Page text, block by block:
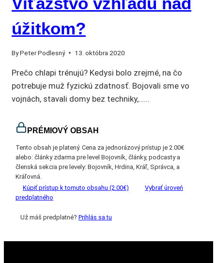
úžitkom?
ByPeter Podlesný 13. októbra 2020
Prečo chlapi trénujú? Kedysi bolo zrejmé, na čo
potrebuje muž fyzickú zdatnosť. Bojovali sme vo
vojnách, stavali domy bez techniky,…...
PRÉMIOVÝ OBSAH
Tento obsah je platený. Cena za jednorázový prístup je 2.00€
alebo: články zdarma pre level Bojovník, články, podcasty a
členská sekcia pre levely: Bojovník, Hrdina, Kráľ, Správca, a
Kráľovná.
Kúpiť prístup k tomuto obsahu (2.00€)
Vybrať úroveń
predplatného
Už máš predplatné? Prihlás sa tu